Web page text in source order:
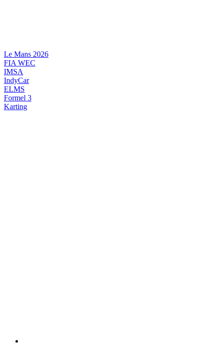
Le Mans 2026
FIA WEC
IMSA
IndyCar
ELMS
Formel 3
Karting